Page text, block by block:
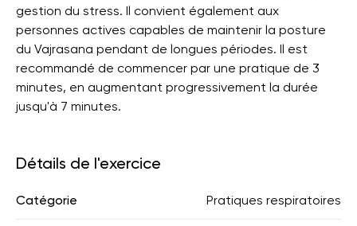
gestion du stress. Il convient également aux
personnes actives capables de maintenir la posture
du Vajrasana pendant de longues périodes. Il est
recommandé de commencer par une pratique de 3
minutes, en augmentant progressivement la durée
jusqu'à 7 minutes.
Détails de l'exercice
Catégorie Pratiques respiratoires